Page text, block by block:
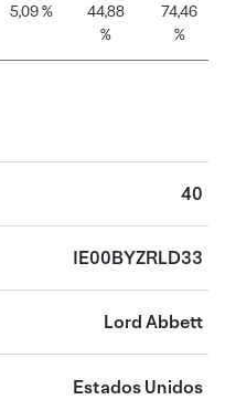
5,09 %
44,88
%
74,46
%
40
IE00BYZRLD33
Lord Abbett
Estados Unidos